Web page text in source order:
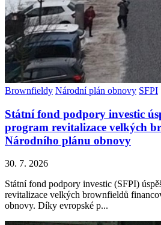
Brownfieldy Národní plán obnovy SFPI
Státní fond podpory investic
program revitalizace velkých
Národního plánu obnovy
30. 7. 2026
Státní fond podpory investic (SFPI)
revitalizace velkých brownfieldů
obnovy. Díky evropské p...